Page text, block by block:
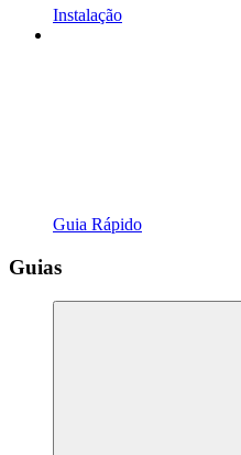
Instalação
Guia Rápido
Guias